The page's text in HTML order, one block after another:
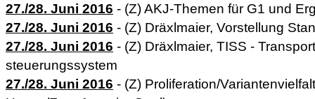
27./28. Juni 2016 - (Z) AKJ-Themen für G1 und
27./28. Juni 2016 - (Z) Dräxlmaier, Vorstellung
27./28. Juni 2016 - (Z) Dräxlmaier, TISS -
steuerungssystem
27./28. Juni 2016 - (Z) Proliferation/